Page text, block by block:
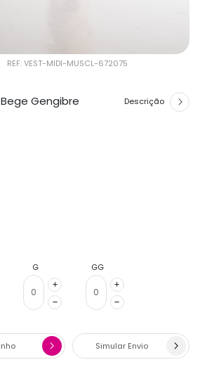
REF: VEST-MIDI-MUSCL-672075
Gengibre Descrição
G GG
Simular Envio